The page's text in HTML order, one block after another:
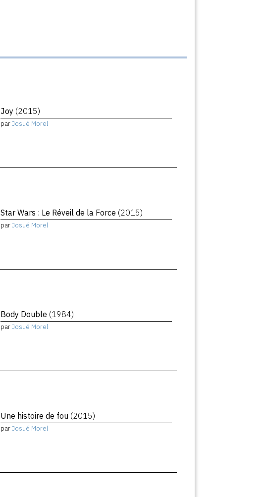
Joy (2015)
parJosué Morel
Star Wars : Le Réveil de la Force (2015)
parJosué Morel
Body Double (1984)
parJosué Morel
Une histoire de fou (2015)
parJosué Morel